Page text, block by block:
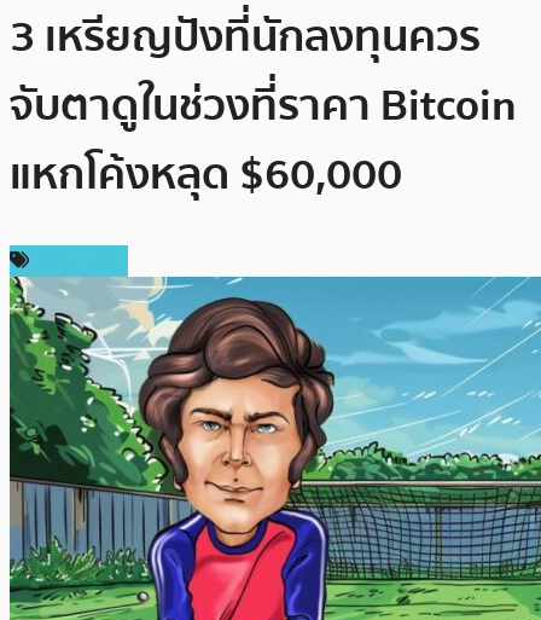
3 เหรียญปังที่นักลงทุนควร
จับตาดูในช่วงที่ราคา Bitcoin
แหกโค้งหลุด $60,000